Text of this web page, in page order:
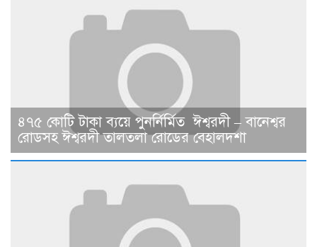
৪৭৫ কোটি টাকা ব্যয়ে পুনর্নির্মিত ঈশ্বরদী – বানেশ্বর
রোডসহ ঈশ্বরদী তালতলা রোডের বেহালদশা